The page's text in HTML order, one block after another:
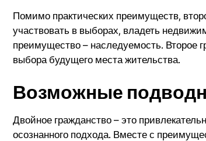
Помимо практических преимуществ,
участвовать в выборах, владеть
преимущество – наследуемость. Второе
выбора будущего места жительства.
Возможные
Двойное гражданство – это
осознанного подхода. Вместе с